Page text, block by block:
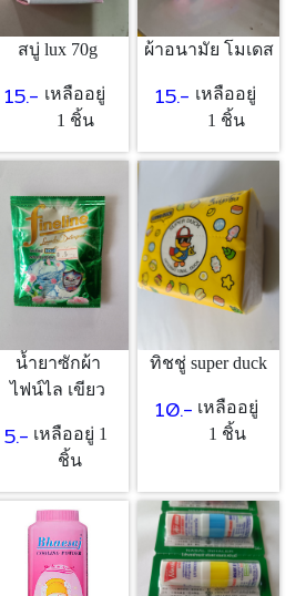
สบู่ lux 70g
15.- เหลืออยู่
1 ชิ้น
ผ้าอนามัย โมเดส
15.- เหลืออยู่
1 ชิ้น
น้ำยาซักผ้า
ไฟน์ไล เขียว
5.- เหลืออยู่ 1
ชิ้น
ทิชชู่ super duck
10.- เหลืออยู่
1 ชิ้น